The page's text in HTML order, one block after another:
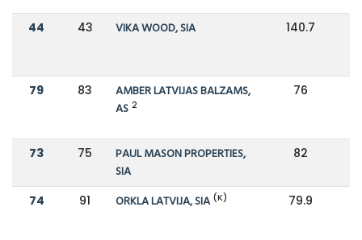
44 43 VIKA WOOD, SIA 140.7
79 83
AMBER LATVIJAS BALZAMS,
AS 2
76
73 75
PAUL MASON PROPERTIES,
SIA
82
74 91 ORKLA LATVIJA, SIA (K) 79.9